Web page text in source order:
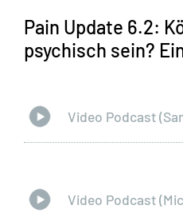
Pain Update 6.2:
psychisch sein?
Video Podcast
Video Podcast